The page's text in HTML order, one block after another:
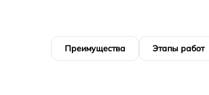
Преимущества Этапы работ